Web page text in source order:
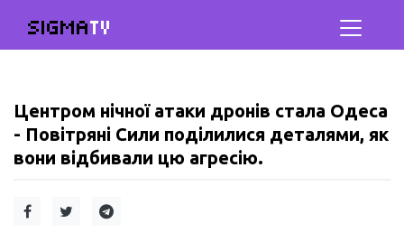
SIGMATV
Центром нічної атаки дронів стала Одеса
- Повітряні Сили поділилися деталями, як
вони відбивали цю агресію.